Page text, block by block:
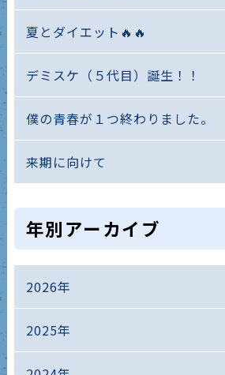
夏とダイエット🔥🔥
デミスケ（５代目）誕生！！
僕の青春が１つ終わりました。
来期に向けて
年別アーカイブ
2026年
2025年